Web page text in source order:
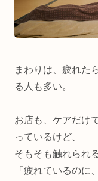
まわりは、疲れた
る人も多い。
お店も、ケアだけ
っているけど、
そもそも触れられ
「疲れているのに